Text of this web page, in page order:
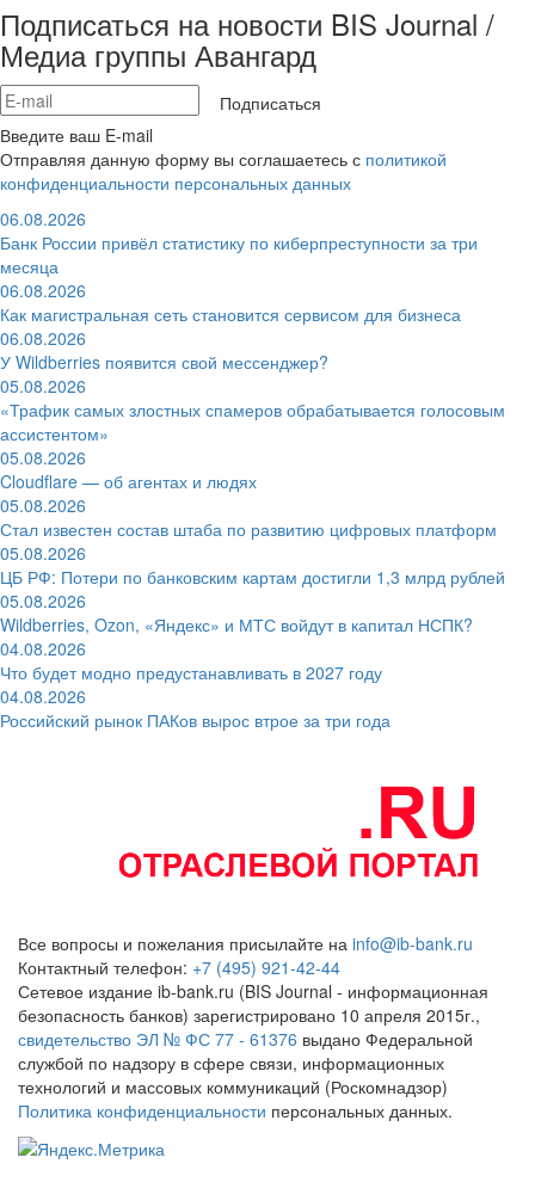
Подписаться на новости BIS Journal /
Медиа группы Авангард
Подписаться
Введите ваш E-mail
Отправляя данную форму вы соглашаетесь с политикой
конфиденциальности персональных данных
06.08.2026
Банк России привёл статистику по киберпреступности за три
месяца
06.08.2026
Как магистральная сеть становится сервисом для бизнеса
06.08.2026
У Wildberries появится свой мессенджер?
05.08.2026
«Трафик самых злостных спамеров обрабатывается голосовым
ассистентом»
05.08.2026
Cloudflare — об агентах и людях
05.08.2026
Стал известен состав штаба по развитию цифровых платформ
05.08.2026
ЦБ РФ: Потери по банковским картам достигли 1,3 млрд рублей
05.08.2026
Wildberries, Ozon, «Яндекс» и МТС войдут в капитал НСПК?
04.08.2026
Что будет модно предустанавливать в 2027 году
04.08.2026
Российский рынок ПАКов вырос втрое за три года
Все вопросы и пожелания присылайте на info@ib-bank.ru
Контактный телефон: +7 (495) 921-42-44
Сетевое издание ib-bank.ru (BIS Journal - информационная
безопасность банков) зарегистрировано 10 апреля 2015г.,
свидетельство ЭЛ № ФС 77 - 61376 выдано Федеральной
службой по надзору в сфере связи, информационных
технологий и массовых коммуникаций (Роскомнадзор)
Политика конфиденциальности персональных данных.